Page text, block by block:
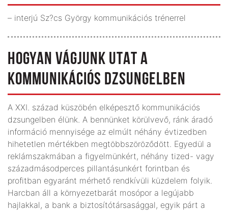
– interjú Sz?cs György kommunikációs trénerrel
HOGYAN VÁGJUNK UTAT A
KOMMUNIKÁCIÓS DZSUNGELBEN
A XXI. század küszöbén elképesztő kommunikációs
dzsungelben élünk. A bennünket körülvevő, ránk áradó
információ mennyisége az elmúlt néhány évtizedben
hihetetlen mértékben megtöbbszöröződött. Egyedül a
reklámszakmában a figyelmünkért, néhány tized- vagy
századmásodperces pillantásunkért forintban és
profitban egyaránt mérhető rendkívüli küzdelem folyik.
Harcban áll a környezetbarát mosópor a legújabb
hajlakkal, a bank a biztosítótársasággal, egyik párt a